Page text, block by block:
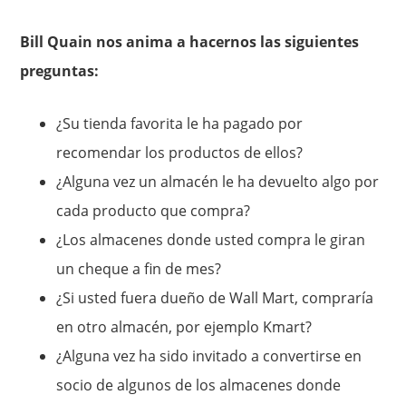
Bill Quain nos anima a hacernos las siguientes
preguntas:
¿Su tienda favorita le ha pagado por
recomendar los productos de ellos?
¿Alguna vez un almacén le ha devuelto algo por
cada producto que compra?
¿Los almacenes donde usted compra le giran
un cheque a fin de mes?
¿Si usted fuera dueño de Wall Mart, compraría
en otro almacén, por ejemplo Kmart?
¿Alguna vez ha sido invitado a convertirse en
socio de algunos de los almacenes donde